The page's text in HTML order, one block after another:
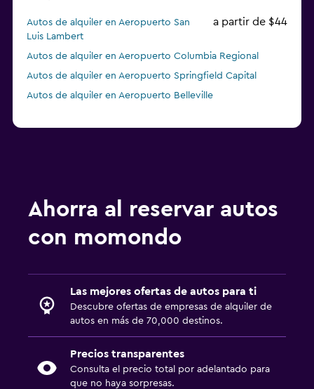
Autos de alquiler en Aeropuerto San
Luis Lambert
a partir de $44
Autos de alquiler en Aeropuerto Columbia Regional
Autos de alquiler en Aeropuerto Springfield Capital
Autos de alquiler en Aeropuerto Belleville
Ahorra al reservar autos
con momondo
Las mejores ofertas de autos para ti
Descubre ofertas de empresas de alquiler de
autos en más de 70,000 destinos.
Precios transparentes
Consulta el precio total por adelantado para
que no haya sorpresas.